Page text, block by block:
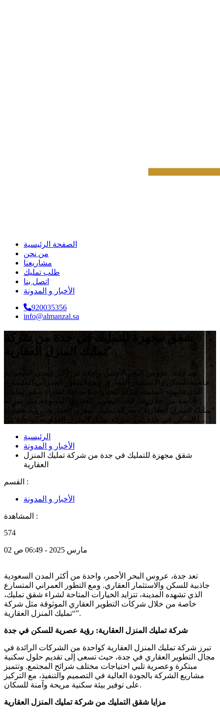
الصفحة الرئيسية
من نحن
مشاريعنا
طلب تمليك
اتصل بنا
الأخبار و المدونة
920035356
info@almanzal.sa
شقق مجهزة للتمليك في جدة من شركة
تمليك المنزل العقارية
تعد جدة، عروس البحر الأحمر، واحدة من أكثر المدن السعودية
جاذبية للسكن والاستثمار العقاري. ومع التطور العمراني المتسارع
الذي تشهده المدينة، تتزايد الخيارات المتاحة لشراء شقق تمليك،
خاصة من خلال شركات التطوير العقاري الموثوقة مثل شركة
“تمليك المنزل العقارية”. شركة تمليك المنزل العقارية: رؤية عصرية
للسكن في جدة تبرز شركة تمليك المنزل العقارية كواحدة من […]
الرئيسية
الأخبار و المدونة
شقق مجهزة للتمليك في جدة من شركة تمليك المنزل
العقارية
القسم :
الأخبار و المدونة
المشاهدة :
574
02 مارس 2025 - 06:49 ص
تعد جدة، عروس البحر الأحمر، واحدة من أكثر المدن السعودية
جاذبية للسكن والاستثمار العقاري. ومع التطور العمراني المتسارع
الذي تشهده المدينة، تتزايد الخيارات المتاحة لشراء شقق تمليك،
خاصة من خلال شركات التطوير العقاري الموثوقة مثل شركة
“تمليك المنزل العقارية”.
شركة تمليك المنزل العقارية: رؤية عصرية للسكن في جدة
تبرز شركة تمليك المنزل العقارية كواحدة من الشركات الرائدة في
مجال التطوير العقاري في جدة، حيث تسعى إلى تقديم حلول سكنية
مبتكرة وعصرية تلبي احتياجات مختلف شرائح المجتمع. وتتميز
مشاريع الشركة بالجودة العالية في التصميم والتنفيذ، مع التركيز
على توفير بيئة سكنية مريحة وآمنة للسكان.
مزايا شقق التمليك من شركة تمليك المنزل العقارية